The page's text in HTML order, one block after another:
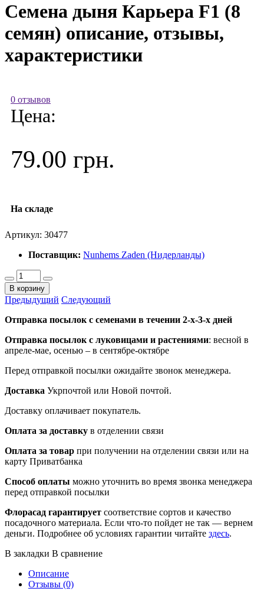
Семена дыня Карьера F1 (8
семян) описание, отзывы,
характеристики
0 отзывов
Цена:
79.00 грн.
На складе
Артикул: 30477
Поставщик: Nunhems Zaden (Нидерланды)
В корзину
Предыдущий Следующий
Отправка посылок с семенами в течении 2-х-3-х дней
Отправка посылок с луковицами и растениями: весной в
апреле-мае, осенью – в сентябре-октябре
Перед отправкой посылки ожидайте звонок менеджера.
Доставка Укрпочтой или Новой почтой.
Доставку оплачивает покупатель.
Оплата за доставку в отделении связи
Оплата за товар при получении на отделении связи или на
карту Приватбанка
Способ оплаты можно уточнить во время звонка менеджера
перед отправкой посылки
Флорасад гарантирует соответствие сортов и качество
посадочного материала. Если что-то пойдет не так — вернем
деньги. Подробнее об условиях гарантии читайте здесь.
В закладки В сравнение
Описание
Отзывы (0)